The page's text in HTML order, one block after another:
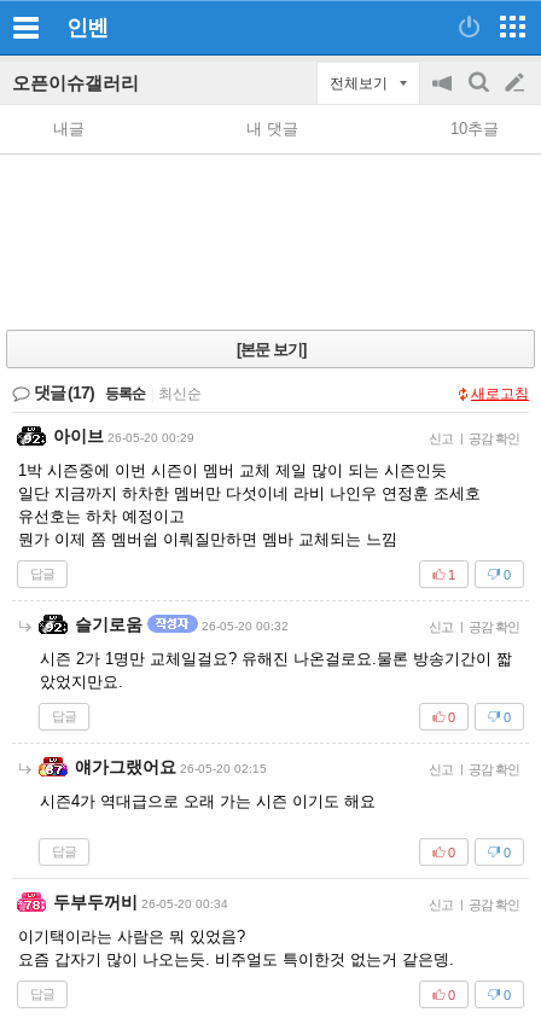
인벤
오픈이슈갤러리 전체보기
공
지
on/off
검
색
글
쓰
내글 내 댓글 10추글
[본문 보기]
댓글(17) 등록순 최신순 새로고침
아이브 26-05-20 00:29 신고 | 공감 확인
1박 시즌중에 이번 시즌이 멤버 교체 제일 많이 되는 시즌인듯
일단 지금까지 하차한 멤버만 다섯이네 라비 나인우 연정훈 조세호
유선호는 하차 예정이고
뭔가 이제 쫌 멤버쉽 이뤄질만하면 멤바 교체되는 느낌
답글 0
1
슬기로움 26-05-20 00:32 신고 | 공감 확인
시즌 2가 1명만 교체일걸요? 유해진 나온걸로요.물론 방송기간이 짧
았었지만요.
답글 0
0
얘가그랬어요 26-05-20 02:15 신고 | 공감 확인
시즌4가 역대급으로 오래 가는 시즌 이기도 해요
답글 0
0
두부두꺼비 26-05-20 00:34 신고 | 공감 확인
이기택이라는 사람은 뭐 있었음?
요즘 갑자기 많이 나오는듯. 비주얼도 특이한것 없는거 같은뎅.
답글 0
0